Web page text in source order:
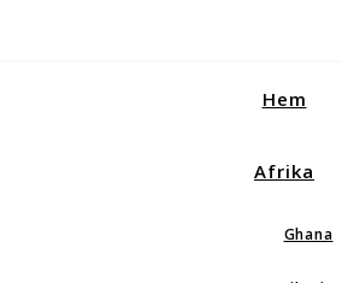
Hem
Afrika
Ghana